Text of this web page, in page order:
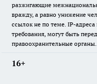
разжигающие
вражду, а равно унижение
ссылок не по теме. IP-
требования, могут быть
правоохранительные органы.
16+